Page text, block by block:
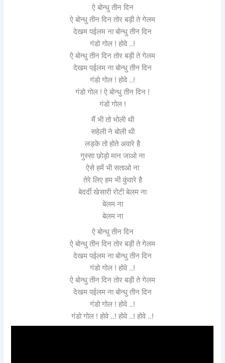
ऐ बोन्धु तीन दिन
ऐ बोन्धु तीन दिन तोर बड़ी ते गेलम
देखम पईलम ना बोन्धु तीन दिन
गंडो गोल ! होवे ..!
ऐ बोन्धु तीन दिन तोर बड़ी ते गेलम
देखम पईलम ना बोन्धु तीन दिन
गंडो गोल ! होवे ..!
गंडो गोल ! ऐ बोन्धु तीन दिन !
गंडो गोल !
मैं भी तो भोली थी
सहेली ने बोली थी
लड़के तो होते अवारे है
गुस्सा छोड़ो मान जाओ ना
ऐसे हमें भी सताओ ना
तेरे लिए हम भी कुंवारे है
बेदर्दी खेसारी रोटी बेलम ना
बेलम ना
बेलम ना
ऐ बोन्धु तीन दिन
ऐ बोन्धु तीन दिन तोर बड़ी ते गेलम
देखम पईलम ना बोन्धु तीन दिन
गंडो गोल ! होवे ..!
ऐ बोन्धु तीन दिन तोर बड़ी ते गेलम
देखम पईलम ना बोन्धु तीन दिन
गंडो गोल ! होवे ..!
गंडो गोल ! होवे ..! होवे ..! होवे ..!